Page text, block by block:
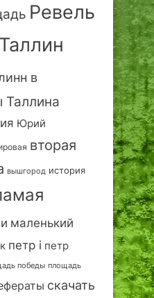
Ревель
Таллин
в
Таллина
Юрий
вторая
вышгород история
маленький
петр i петр
победы площадь
скачать